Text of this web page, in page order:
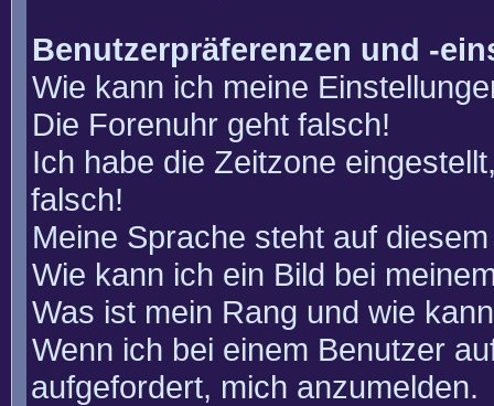
Benutzerpräferenzen und -
Wie kann ich meine
Die Forenuhr geht falsch!
Ich habe die Zeitzone
falsch!
Meine Sprache steht auf
Wie kann ich ein Bild bei
Was ist mein Rang und wie
Wenn ich bei einem Benutzer
aufgefordert, mich anzumelden.